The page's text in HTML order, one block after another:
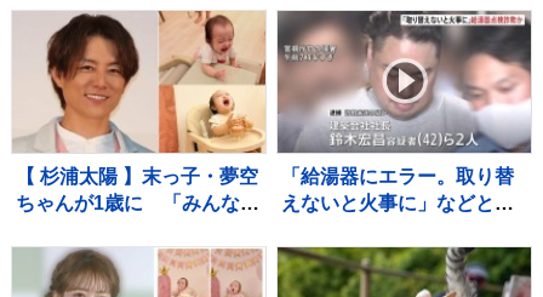
麺も！専門家ゲキ推しの7品
を大家族が1週間ガチ比較！
【それスタ】
ー、音楽スタジオまで！ 図
書館の専門家が厳選した進
化系図書館ベスト7をご紹
介！
【 杉浦太陽 】末っ子・夢空
ちゃんが1歳に 「みんなに
て」家族総出でお祝い
「給湯器にエラー。取り替
えないと火事に」などとウ
すまし工事代金だまし取ろ
うとしたか 建築会社社長の